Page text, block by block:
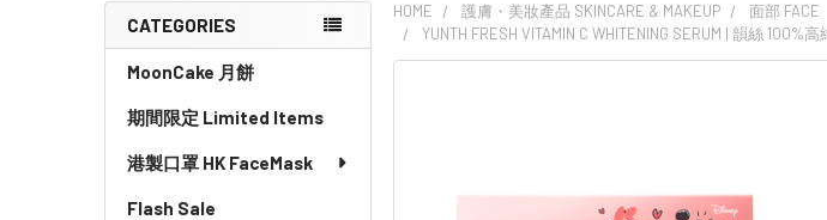
Sidebar
CATEGORIES
MoonCake 月餅
期間限定 Limited Items
港製口罩 HK FaceMask
Flash Sale
HOME 護膚・美妝產品 SKINCARE & MAKEUP
面部 FACE
YUNTH FRESH VITAMIN C WHITENING SERUM | 韻絲